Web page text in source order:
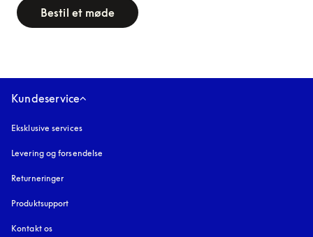
Bestil et møde
Kundeservice
Eksklusive services
Levering og forsendelse
Returneringer
Produktsupport
Kontakt os